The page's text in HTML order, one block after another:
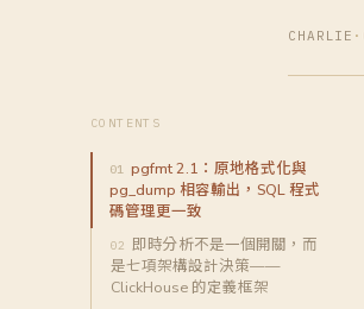
CHARLIE ·
CONTENTS
pgfmt 2.1：原地格式化與
pg_dump 相容輸出，SQL 程式
碼管理更一致
即時分析不是一個開關，而
是七項架構設計決策——
ClickHouse 的定義框架